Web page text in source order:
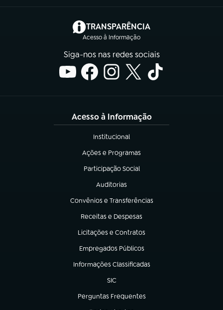
TRANSPARÊNCIA
Acesso à Informação
(abre em nova aba)
Siga-nos nas redes sociais
Acesso à Informação
Institucional
(abre em nova aba)
Ações e Programas
(abre em nova aba)
Participação Social
(abre em nova aba)
Auditorias
(abre em nova aba)
Convênios e Transferências
(abre em nova aba)
Receitas e Despesas
(abre em nova aba)
Licitações e Contratos
(abre em nova aba)
Empregados Públicos
(abre em nova aba)
Informações Classificadas
(abre em nova aba)
SIC
(abre em nova aba)
Perguntas Frequentes
(abre em nova aba)